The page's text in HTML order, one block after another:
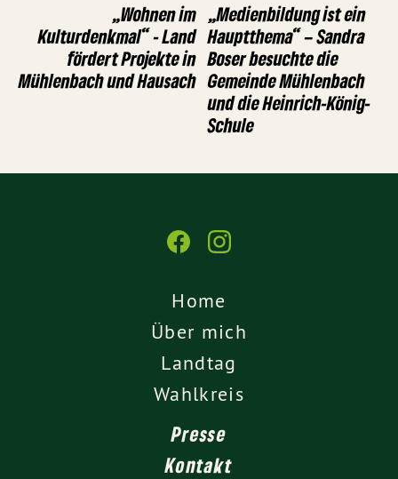
„Wohnen im
Kulturdenkmal“ - Land
fördert Projekte in
Mühlenbach und Hausach
„Medienbildung ist ein
Hauptthema“ – Sandra
Boser besuchte die
Gemeinde Mühlenbach
und die Heinrich-König-
Schule
Home
Über mich
Landtag
Wahlkreis
Presse
Kontakt